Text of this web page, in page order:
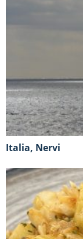
Italia, Nervi